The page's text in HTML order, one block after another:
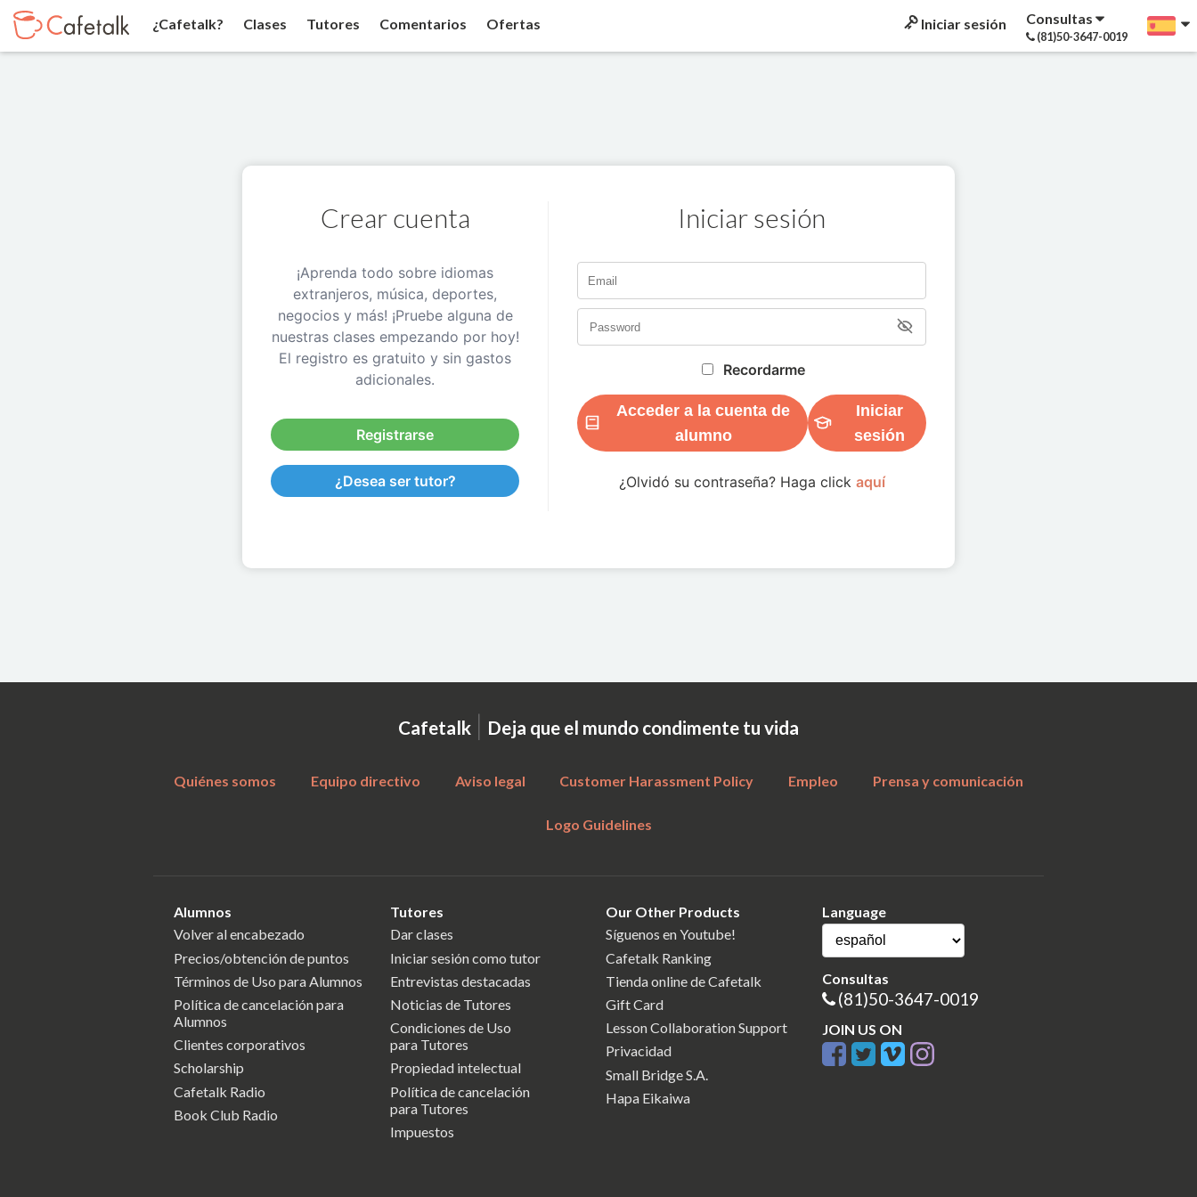
¿Cafetalk? Clases Tutores Comentarios Ofertas Iniciar sesión Consultas
(81)50-3647-0019
Crear cuenta
¡Aprenda todo sobre idiomas
extranjeros, música, deportes,
negocios y más! ¡Pruebe alguna de
nuestras clases empezando por hoy!
El registro es gratuito y sin gastos
adicionales.
Registrarse
¿Desea ser tutor?
Iniciar sesión
Recordarme
Acceder a la cuenta de
alumno
Iniciar
sesión
¿Olvidó su contraseña? Haga click aquí
Cafetalk | Deja que el mundo condimente tu vida
Quiénes somos Equipo directivo Aviso legal Customer Harassment Policy Empleo Prensa y comunicación
Logo Guidelines
Alumnos
Volver al encabezado
Precios/obtención de puntos
Términos de Uso para Alumnos
Política de cancelación para
Alumnos
Clientes corporativos
Scholarship
Cafetalk Radio
Book Club Radio
Tutores
Dar clases
Iniciar sesión como tutor
Entrevistas destacadas
Noticias de Tutores
Condiciones de Uso
para Tutores
Propiedad intelectual
Política de cancelación
para Tutores
Impuestos
Our Other Products
Síguenos en Youtube!
Cafetalk Ranking
Tienda online de Cafetalk
Gift Card
Lesson Collaboration Support
Privacidad
Small Bridge S.A.
Hapa Eikaiwa
Language
Consultas
(81)50-3647-0019
JOIN US ON